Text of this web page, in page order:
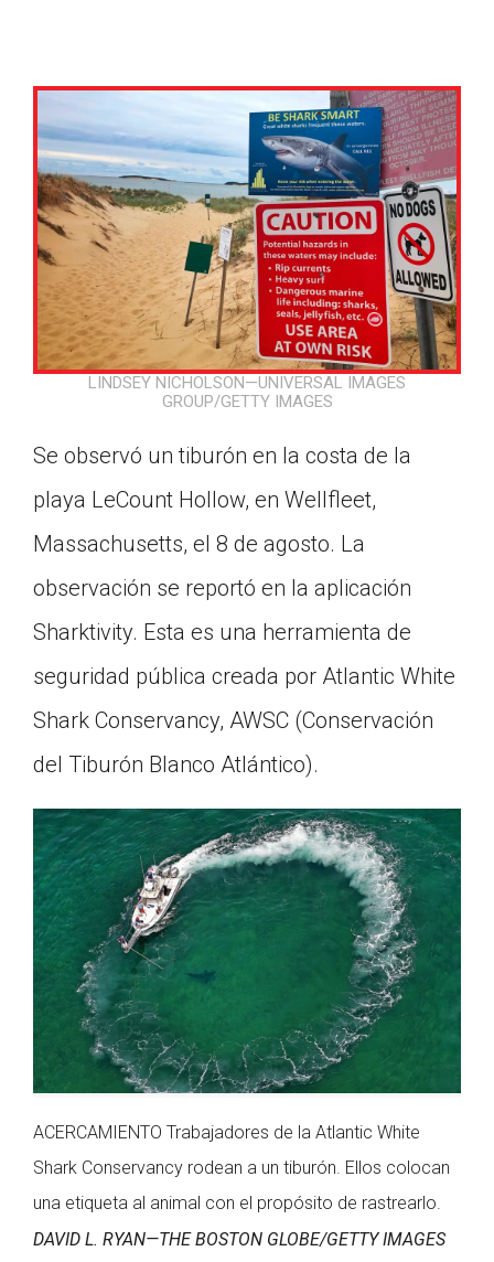
LINDSEY NICHOLSON—UNIVERSAL IMAGES
GROUP/GETTY IMAGES
Se observó un tiburón en la costa de la
playa LeCount Hollow, en Wellfleet,
Massachusetts, el 8 de agosto. La
observación se reportó en la aplicación
Sharktivity. Esta es una herramienta de
seguridad pública creada por Atlantic White
Shark Conservancy, AWSC (Conservación
del Tiburón Blanco Atlántico).
ACERCAMIENTO Trabajadores de la Atlantic White
Shark Conservancy rodean a un tiburón. Ellos colocan
una etiqueta al animal con el propósito de rastrearlo.
DAVID L. RYAN—THE BOSTON GLOBE/GETTY IMAGES
Google Classroom
a class in your Google Classroom.
Choose an action. Options might include
creating an assignment or asking a question.